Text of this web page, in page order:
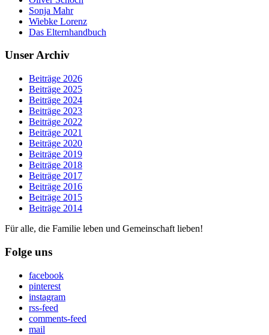
Sonja Mahr
Wiebke Lorenz
Das Elternhandbuch
Unser Archiv
Beiträge 2026
Beiträge 2025
Beiträge 2024
Beiträge 2023
Beiträge 2022
Beiträge 2021
Beiträge 2020
Beiträge 2019
Beiträge 2018
Beiträge 2017
Beiträge 2016
Beiträge 2015
Beiträge 2014
Für alle, die Familie leben und Gemeinschaft lieben!
Folge uns
facebook
pinterest
instagram
rss-feed
comments-feed
mail